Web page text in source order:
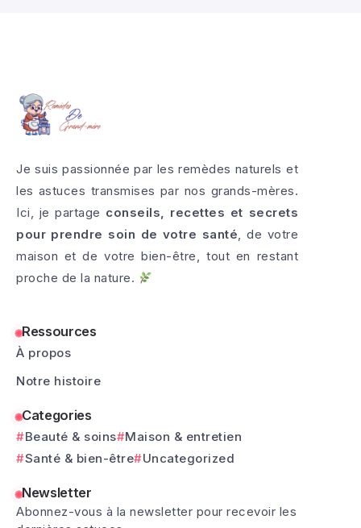
Je suis passionnée par les remèdes naturels et
les astuces transmises par nos grands-mères.
Ici, je partage conseils, recettes et secrets
pour prendre soin de votre santé, de votre
maison et de votre bien-être, tout en restant
proche de la nature.
Ressources
À propos
Notre histoire
Categories
Beauté & soins
Maison & entretien
Santé & bien-être
Uncategorized
Newsletter
Abonnez-vous à la newsletter pour recevoir les